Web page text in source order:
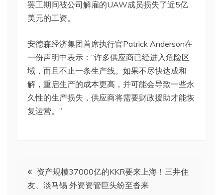
罢工期间被公司解雇的UAW成员损失了近5亿
美元的工资。
安德森经济集团首席执行官Patrick Anderson在
一份声明中表示：“许多供应商已经进入危险区
域，而且不止一条生产线。如果不尽快达成和
解，重启生产的成本更高，并可能会导致一些永
久性的生产损失，供应商将需要财政援助才能恢
复运营。”
文 资产规模37000亿的KKR要来上海！三井住
友、淡马锡 外资资管巨头纷至沓来